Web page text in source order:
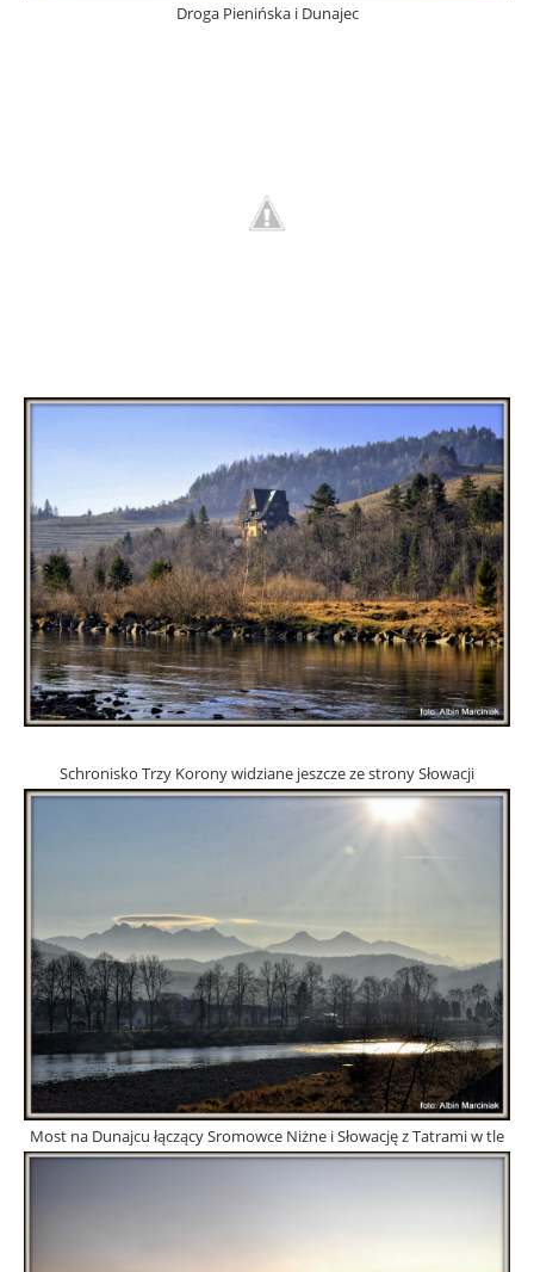
Droga Pienińska i Dunajec
Schronisko Trzy Korony widziane jeszcze ze strony Słowacji
Most na Dunajcu łączący Sromowce Niżne i Słowację z Tatrami w tle